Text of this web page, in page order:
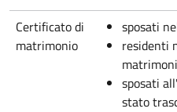
Certificato di
matrimonio
sposati
residenti
sposati
stato